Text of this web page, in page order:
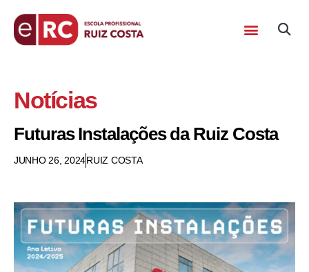
Notícias
Futuras Instalações da Ruiz Costa
JUNHO 26, 2024RUIZ COSTA